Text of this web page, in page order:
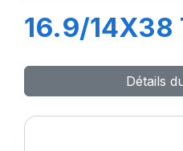
16.9/14X38
Détails